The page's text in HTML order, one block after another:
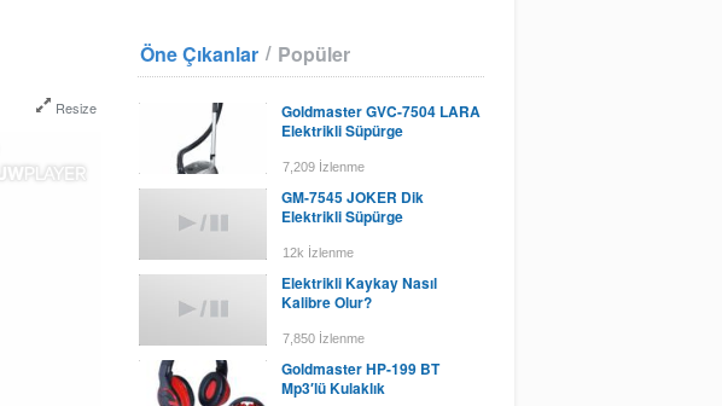
Resize
Öne Çıkanlar / Popüler
Goldmaster GVC-7504 LARA
Elektrikli Süpürge
7,209 İzlenme
GM-7545 JOKER Dik
Elektrikli Süpürge
12k İzlenme
Elektrikli Kaykay Nasıl
Kalibre Olur?
7,850 İzlenme
Goldmaster HP-199 BT
Mp3′lü Kulaklık